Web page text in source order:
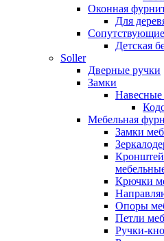
Оконная
Для
Детская
Soller
Дверные ручки
Замки
Навесные
Мебельная
Замки
Крючки
Опоры
Петли
Ручки-